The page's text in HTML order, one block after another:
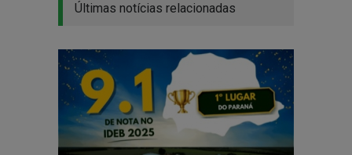
Últimas notícias relacionadas